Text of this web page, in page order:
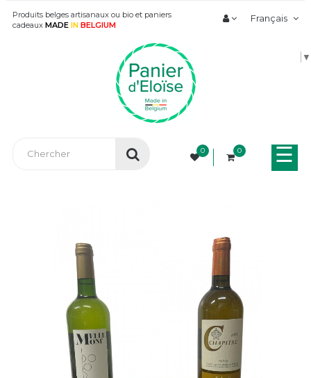
Produits belges artisanaux ou bio et paniers
cadeaux MADE IN BELGIUM
Français
▼
0 0
la
☰